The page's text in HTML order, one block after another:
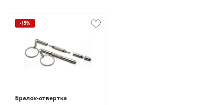
-15%
Брелок-отвертка